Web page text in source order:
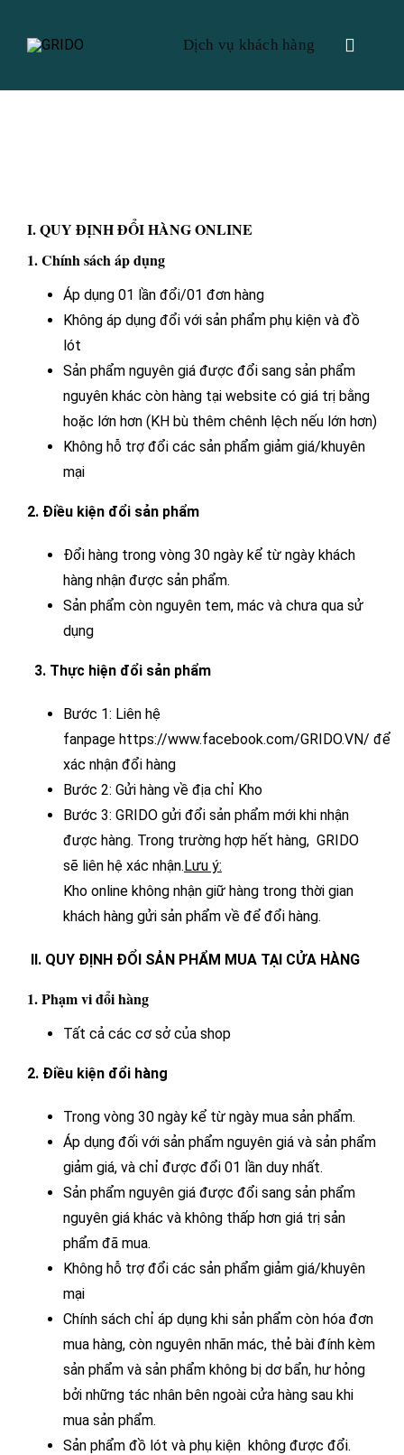
Dịch vụ khách hàng
Toggle
I. QUY ĐỊNH ĐỔI HÀNG ONLINE
1. Chính sách áp dụng
Áp dụng 01 lần đổi/01 đơn hàng
Không áp dụng đổi với sản phẩm phụ kiện và đồ
lót
Sản phẩm nguyên giá được đổi sang sản phẩm
nguyên khác còn hàng tại website có giá trị bằng
hoặc lớn hơn (KH bù thêm chênh lệch nếu lớn hơn)
Không hỗ trợ đổi các sản phẩm giảm giá/khuyên
mại
2. Điều kiện đổi sản phẩm
Đổi hàng trong vòng 30 ngày kể từ ngày khách
hàng nhận được sản phẩm.
Sản phẩm còn nguyên tem, mác và chưa qua sử
dụng
3. Thực hiện đổi sản phẩm
Bước 1: Liên hệ
fanpage https://www.facebook.com/GRIDO.VN/ để
xác nhận đổi hàng
Bước 2: Gửi hàng về địa chỉ Kho
Bước 3: GRIDO gửi đổi sản phẩm mới khi nhận
được hàng. Trong trường hợp hết hàng, GRIDO
sẽ liên hệ xác nhận.Lưu ý:
Kho online không nhận giữ hàng trong thời gian
khách hàng gửi sản phẩm về để đổi hàng.
II. QUY ĐỊNH ĐỔI SẢN PHẨM MUA TẠI CỬA HÀNG
1. Phạm vi đổi hàng
Tất cả các cơ sở của shop
2. Điều kiện đổi hàng
Trong vòng 30 ngày kể từ ngày mua sản phẩm.
Áp dụng đối với sản phẩm nguyên giá và sản phẩm
giảm giá, và chỉ được đổi 01 lần duy nhất.
Sản phẩm nguyên giá được đổi sang sản phẩm
nguyên giá khác và không thấp hơn giá trị sản
phẩm đã mua.
Không hỗ trợ đổi các sản phẩm giảm giá/khuyên
mại
Chính sách chỉ áp dụng khi sản phẩm còn hóa đơn
mua hàng, còn nguyên nhãn mác, thẻ bài đính kèm
sản phẩm và sản phẩm không bị dơ bẩn, hư hỏng
bởi những tác nhân bên ngoài cửa hàng sau khi
mua sản phẩm.
Sản phẩm đồ lót và phụ kiện không được đổi.